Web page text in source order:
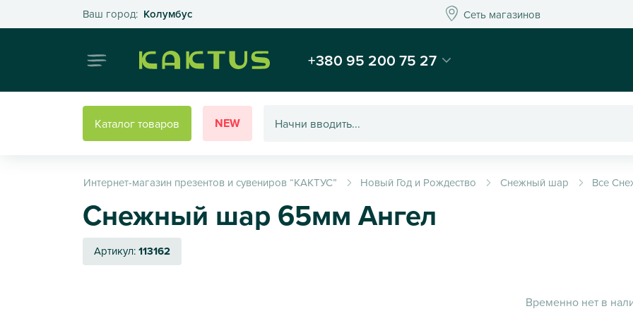
Ваш город: КолумбусВыберите свой город Сеть магазиновСеть магазинов
Интернет-магазин подарков и декора - Kaktus
+380 95 200 75 27
Каталог товаров NEW
Интернет-магазин презентов и сувениров “КАКТУС” Новый Год и Рождество Снежный шар Все
Снежный шар 65мм Ангел
Артикул:113162
Временно нет в